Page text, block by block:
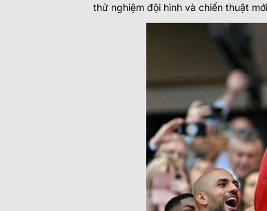
thử nghiệm đội hình và chiến thuật